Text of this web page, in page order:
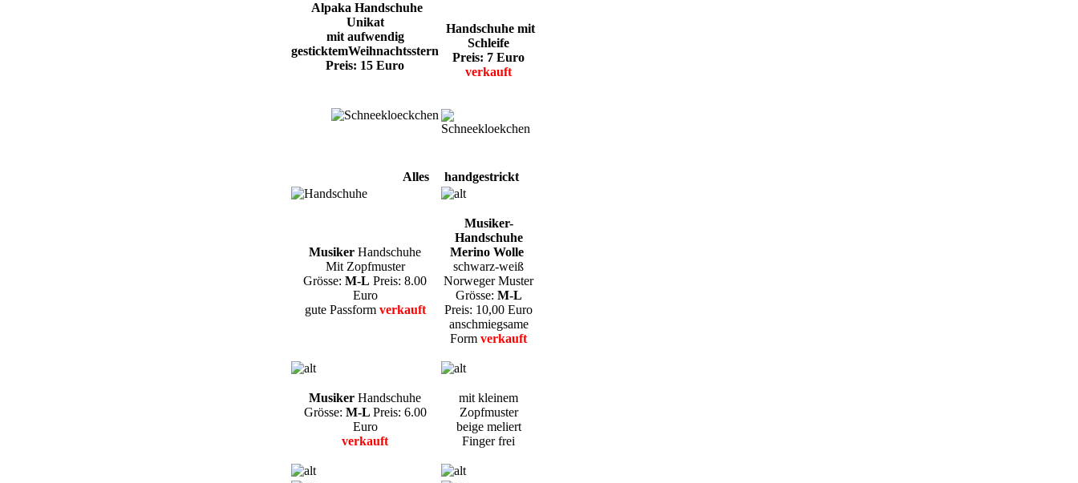
Alpaka Handschuhe
Unikat
mit aufwendig
gesticktemWeihnachtsstern
Preis: 15 Euro
Handschuhe mit
Schleife
Preis: 7 Euro
verkauft
Alles handgestrickt
Musiker Handschuhe
Mit Zopfmuster
Grösse: M-L Preis: 8.00
Euro
gute Passform verkauft
Musiker-
Handschuhe
Merino Wolle
schwarz-weiß
Norweger Muster
Grösse: M-L
Preis: 10,00 Euro
anschmiegsame
Form verkauft
Musiker Handschuhe
Grösse: M-L Preis: 6.00
Euro
verkauft
mit kleinem
Zopfmuster
beige meliert
Finger frei